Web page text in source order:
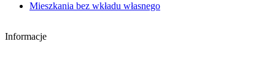
Mieszkania bez wkładu własnego
Informacje